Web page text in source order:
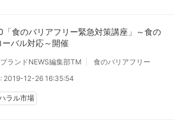
「食のバリアフリー緊急対策講座」～食の
ーバル対応～開催
ランドNEWS編集部TM
食のバリアフリー
2019-12-26 16:35:54
ラル市場